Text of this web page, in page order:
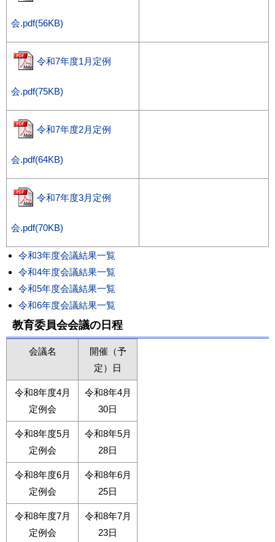
会.pdf(56KB)
令和7年度1月定例
会.pdf(75KB)
令和7年度2月定例
会.pdf(64KB)
令和7年度3月定例
会.pdf(70KB)
令和3年度会議結果一覧
令和4年度会議結果一覧
令和5年度会議結果一覧
令和6年度会議結果一覧
教育委員会会議の日程
会議名
開催（予
定）日
令和8年度4月
定例会
令和8年4月
30日
令和8年度5月
定例会
令和8年5月
28日
令和8年度6月
定例会
令和8年6月
25日
令和8年度7月
定例会
令和8年7月
23日